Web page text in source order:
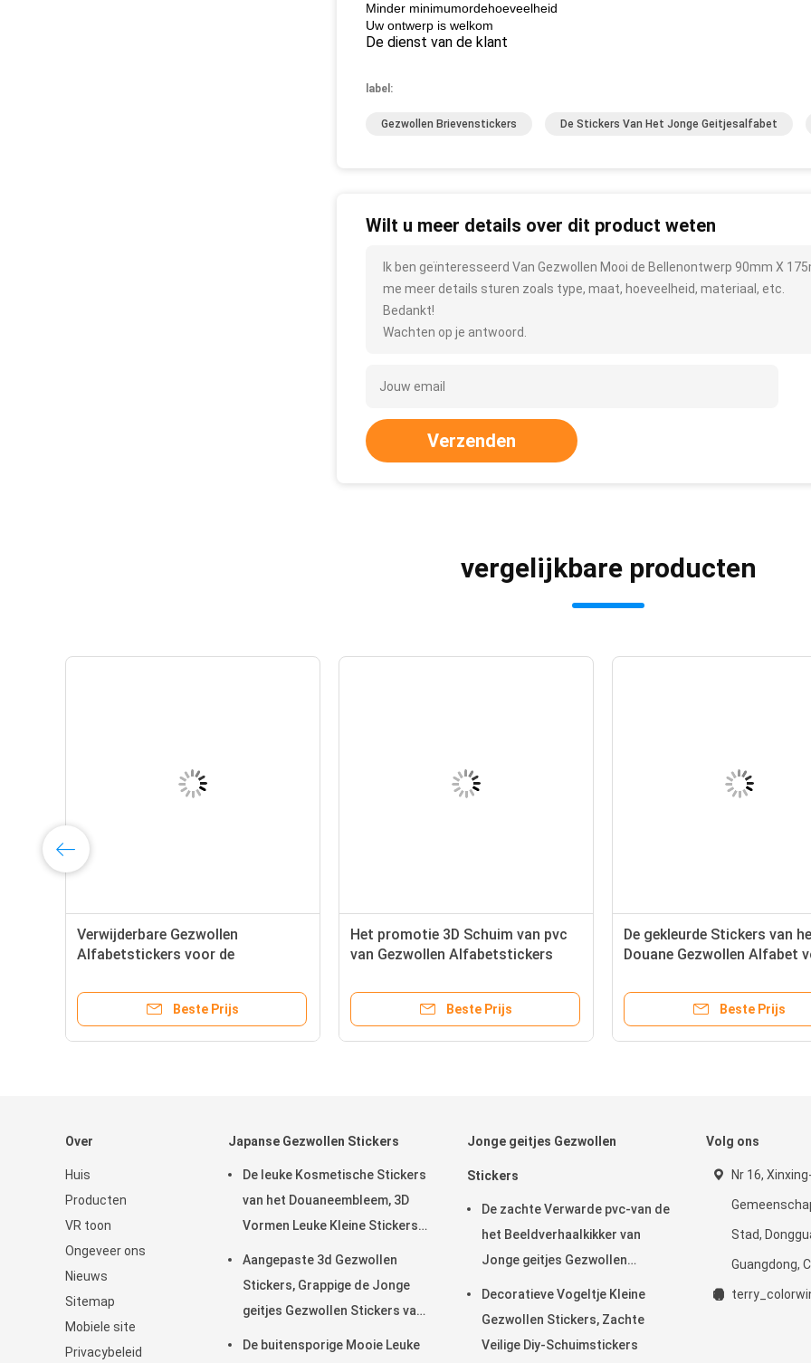
Minder minimumordehoeveelheid
Uw ontwerp is welkom
De dienst van de klant
label:
Gezwollen Brievenstickers De Stickers Van Het Jonge Geitjesalfabet
Wilt u meer details over dit product weten
Ik ben geïnteresseerd Van Gezwollen Mooi de Bellenontwerp 90mm X
me meer details sturen zoals type, maat, hoeveelheid, materiaal, etc.
Bedankt!
Wachten op je antwoord.
Verzenden
vergelijkbare producten
Verwijderbare Gezwollen
Alfabetstickers voor de
Kinderdagverblijf Mooie Shinning
Beste Prijs
Het promotie 3D Schuim van pvc
van Gezwollen Alfabetstickers
Beste Prijs
De gekleurde Stickers van
Douane Gezwollen Alfabet
Vriendschappelijke Eco
Beste Prijs
Over
Huis
Producten
VR toon
Ongeveer ons
Nieuws
Sitemap
Mobiele site
Privacybeleid
Japanse Gezwollen Stickers
De leuke Kosmetische Stickers
van het Douaneembleem, 3D
Vormen Leuke Kleine Stickers
Aangepaste 3d Gezwollen
Stickers, Grappige de Jonge
geitjes Gezwollen Stickers van
De buitensporige Mooie Leuke
Jonge geitjes Gezwollen
Stickers
De zachte Verwarde pvc-van de
het Beeldverhaalkikker van
Jonge geitjes Gezwollen
Decoratieve Vogeltje Kleine
Gezwollen Stickers, Zachte
Veilige Diy-Schuimstickers
Volg ons
Nr 16,
Stad,
Guangdong,